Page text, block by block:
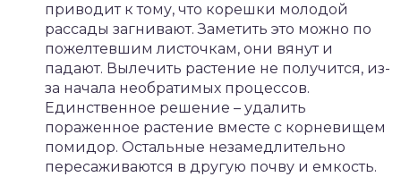
приводит к тому, что корешки молодой
рассады загнивают. Заметить это можно по
пожелтевшим листочкам, они вянут и
падают. Вылечить растение не получится, из-
за начала необратимых процессов.
Единственное решение – удалить
пораженное растение вместе с корневищем
помидор. Остальные незамедлительно
пересаживаются в другую почву и емкость.